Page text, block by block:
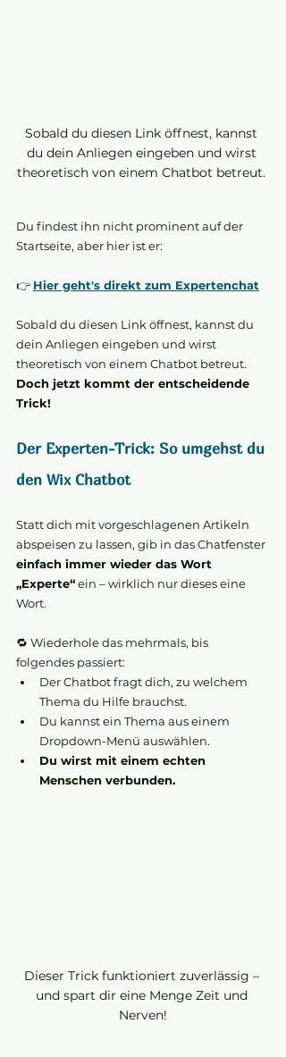
Sobald du diesen Link öffnest, kannst
du dein Anliegen eingeben und wirst
theoretisch von einem Chatbot betreut.
Du findest ihn nicht prominent auf der
Startseite, aber hier ist er:
👉 Hier geht's direkt zum Expertenchat
Sobald du diesen Link öffnest, kannst du
dein Anliegen eingeben und wirst
theoretisch von einem Chatbot betreut.
Doch jetzt kommt der entscheidende
Trick!
Der Experten-Trick: So umgehst du
den Wix Chatbot
Statt dich mit vorgeschlagenen Artikeln
abspeisen zu lassen, gib in das Chatfenster
einfach immer wieder das Wort
„Experte“ ein – wirklich nur dieses eine
Wort.
🔁 Wiederhole das mehrmals, bis
folgendes passiert:
Der Chatbot fragt dich, zu welchem
Thema du Hilfe brauchst.
Du kannst ein Thema aus einem
Dropdown-Menü auswählen.
Du wirst mit einem echten
Menschen verbunden.
Dieser Trick funktioniert zuverlässig –
und spart dir eine Menge Zeit und
Nerven!